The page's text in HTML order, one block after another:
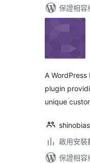
保證相
A
plugin
unique
啟用安裝
保證相